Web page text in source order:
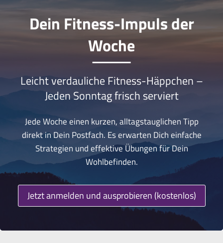
Dein Fitness-Impuls der
Woche
Leicht verdauliche Fitness-Häppchen –
Jeden Sonntag frisch serviert
Jede Woche einen kurzen, alltagstauglichen Tipp
direkt in Dein Postfach. Es erwarten Dich einfache
Strategien und effektive Übungen für Dein
Wohlbefinden.
Jetzt anmelden und ausprobieren (kostenlos)